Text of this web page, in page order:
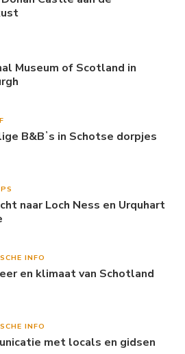
Museum of Scotland in
B&Bʼs in Schotse dorpjes
naar Loch Ness en Urquhart
INFO
en klimaat van Schotland
INFO
met locals en gidsen